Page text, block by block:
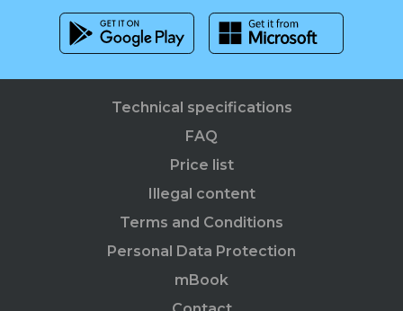
Technical specifications
FAQ
Price list
Illegal content
Terms and Conditions
Personal Data Protection
mBook